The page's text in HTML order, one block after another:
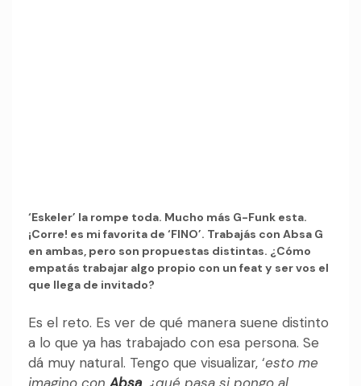
‘Eskeler’ la rompe toda. Mucho más G-Funk esta.
¡Corre! es mi favorita de ‘FINO’. Trabajás con Absa G
en ambas, pero son propuestas distintas. ¿Cómo
empatás trabajar algo propio con un feat y ser vos el
que llega de invitado?
Es el reto. Es ver de qué manera suene distinto
a lo que ya has trabajado con esa persona. Se
dá muy natural. Tengo que visualizar, ‘esto me